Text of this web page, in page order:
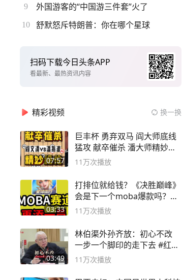
9 外国游客的“中国游三件套”火了
10 舒默怒斥特朗普：你在哪个星球
扫码下载今日头条APP
看最新、最热资讯内容
精彩视频 换一换
07:57
巨丰杯 勇弃双马 阎大师底线
猛攻 献卒催杀 潘大师精妙入
局
11万次播放
03:33
打排位就给钱？《决胜巅峰》
会是下一个moba爆款吗？#
决胜巅峰
11万次播放
03:49
林伯渠外孙齐放：初心不改
一步一个脚印的走下去 #红船
论坛
11万次播放